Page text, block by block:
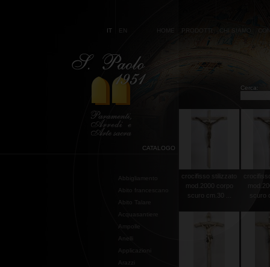
IT EN HOME PRODOTTI CHI SIAMO
Cerca:
CATALOGO
Abbigliamento
Abito francescano
Abito Talare
Acquasantiere
Ampolle
Anelli
Applicazioni
Arazzi
crocifisso stilizzato
mod.2000 corpo
scuro cm.30 ...
scuro